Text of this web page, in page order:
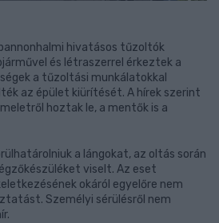
hivatásos tűzoltók
és létraszerrel érkeztek a
a tűzoltási munkálatokkal
az épület kiürítését. A hírek szerint
hoztak le, a mentők is a
a lángokat, az oltás során
viselt. Az eset
okáról egyelőre nem
Személyi sérülésről nem